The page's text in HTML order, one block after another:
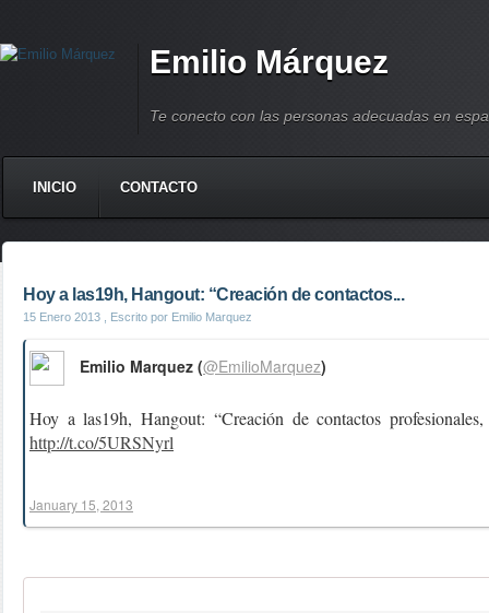
Emilio Márquez
Te conecto con las personas adecuadas en
INICIO CONTACTO
Hoy a las19h, Hangout: “Creación de contactos...
15 Enero 2013 , Escrito por Emilio Marquez
Hoy a las19h, Hangout: “Creación de contactos
http://t.co/5URSNyrl
Emilio Marquez (@EmilioMarquez)
January 15, 2013